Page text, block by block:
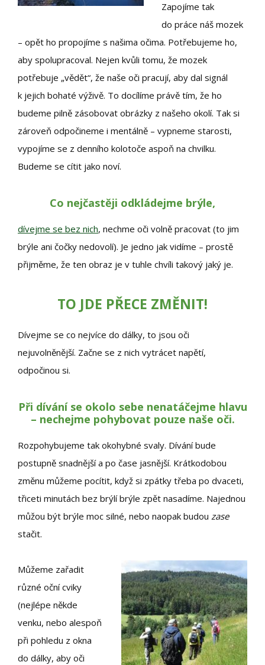
Zapojíme tak
do práce náš mozek
– opět ho propojíme s našima očima. Potřebujeme ho,
aby spolupracoval. Nejen kvůli tomu, že mozek
potřebuje „vědět“, že naše oči pracují, aby dal signál
k jejich bohaté výživě. To docílíme právě tím, že ho
budeme pilně zásobovat obrázky z našeho okolí. Tak si
zároveň odpočineme i mentálně – vypneme starosti,
vypojíme se z denního kolotoče aspoň na chvilku.
Budeme se cítit jako noví.
Co nejčastěji odkládejme brýle,
dívejme se bez nich, nechme oči volně pracovat (to jim
brýle ani čočky nedovolí). Je jedno jak vidíme – prostě
přijměme, že ten obraz je v tuhle chvíli takový jaký je.
TO JDE PŘECE ZMĚNIT!
Dívejme se co nejvíce do dálky, to jsou oči
nejuvolněnější. Začne se z nich vytrácet napětí,
odpočinou si.
Při dívání se okolo sebe nenatáčejme hlavu
– nechejme pohybovat pouze naše oči.
Rozpohybujeme tak okohybné svaly. Dívání bude
postupně snadnější a po čase jasnější. Krátkodobou
změnu můžeme pocítit, když si zpátky třeba po dvaceti,
třiceti minutách bez brýlí brýle zpět nasadíme. Najednou
můžou být brýle moc silné, nebo naopak budou zase
stačit.
Můžeme zařadit
různé oční cviky
(nejlépe někde
venku, nebo alespoň
při pohledu z okna
do dálky, aby oči